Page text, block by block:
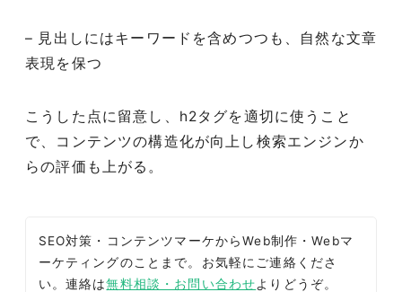
– 見出しにはキーワードを含めつつも、自然な文章
表現を保つ
こうした点に留意し、h2タグを適切に使うこと
で、コンテンツの構造化が向上し検索エンジンか
らの評価も上がる。
SEO対策・コンテンツマーケからWeb制作・Webマ
ーケティングのことまで。お気軽にご連絡くださ
い。連絡は無料相談・お問い合わせよりどうぞ。